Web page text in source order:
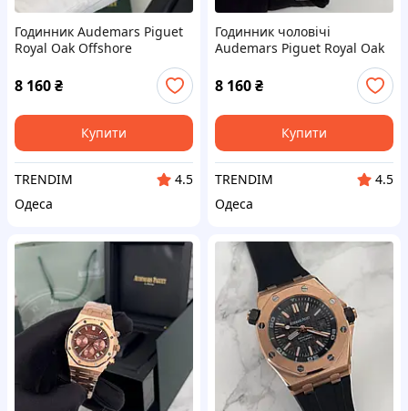
Годинник Audemars Piguet
Royal Oak Offshore
8 160₴
Купити
TRENDIM
4.5
Одеса
Годинник чоловічі
Audemars Piguet Royal Oak
8 160₴
Купити
TRENDIM
4.5
Одеса